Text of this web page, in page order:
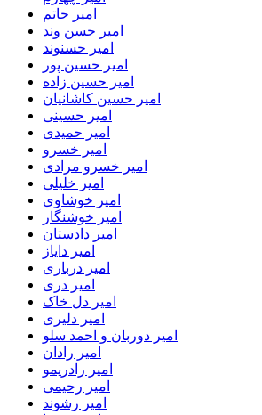
امیر حاتم
امیر حسن وند
امیر حسنوند
امیر حسین پور
امیر حسین زاده
امیر حسین کاشانیان
امیر حسینی
امیر حمیدی
امیر خسرو
امیر خسرو مرادی
امیر خلیلی
امیر خوشاوی
امیر خوشنگار
امیر دادستان
امیر دایاز
امیر درباری
امیر دری
امیر دل خاک
امیر دلیری
امیر دوربان و احمد سلو
امیر رادان
امیر رادریمو
امیر رحیمی
امیر رشوند